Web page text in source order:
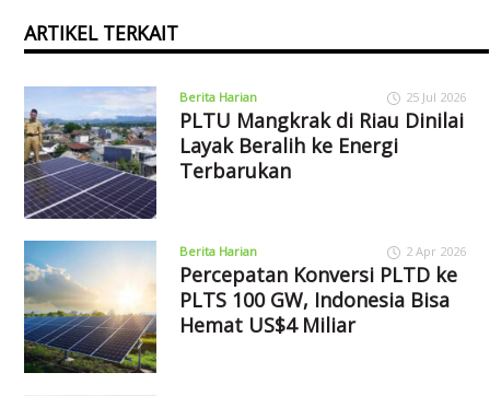
ARTIKEL TERKAIT
Berita Harian 25 Jul 2026
PLTU Mangkrak di Riau Dinilai
Layak Beralih ke Energi
Terbarukan
Berita Harian 2 Apr 2026
Percepatan Konversi PLTD ke
PLTS 100 GW, Indonesia Bisa
Hemat US$4 Miliar